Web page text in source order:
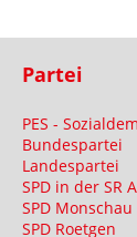
Partei
PES -
Bundespartei
Landespartei
SPD in der SR
SPD Monschau
SPD Roetgen